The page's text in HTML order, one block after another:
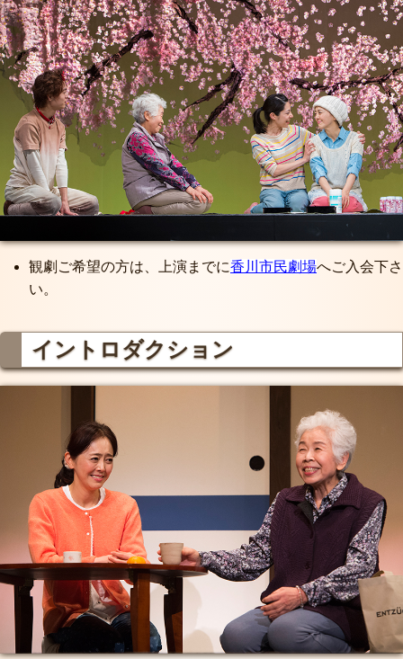
観劇ご希望の方は、上演までに香川市民劇場へご入会下さ
い。
イントロダクション